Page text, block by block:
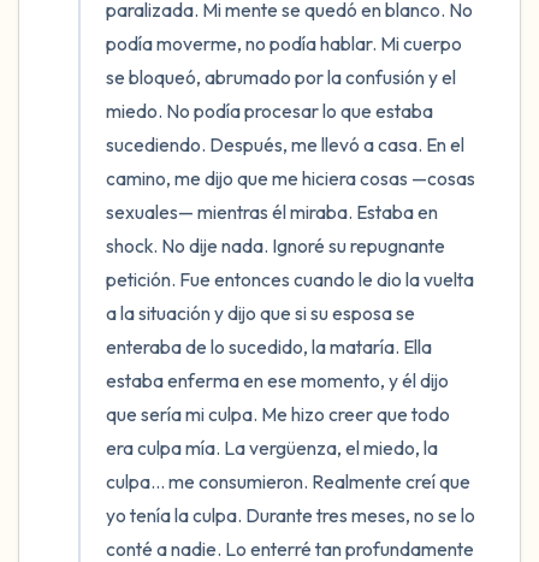
paralizada. Mi mente se quedó en blanco. No
podía moverme, no podía hablar. Mi cuerpo
se bloqueó, abrumado por la confusión y el
miedo. No podía procesar lo que estaba
sucediendo. Después, me llevó a casa. En el
camino, me dijo que me hiciera cosas —cosas
sexuales— mientras él miraba. Estaba en
shock. No dije nada. Ignoré su repugnante
petición. Fue entonces cuando le dio la vuelta
a la situación y dijo que si su esposa se
enteraba de lo sucedido, la mataría. Ella
estaba enferma en ese momento, y él dijo
que sería mi culpa. Me hizo creer que todo
era culpa mía. La vergüenza, el miedo, la
culpa... me consumieron. Realmente creí que
yo tenía la culpa. Durante tres meses, no se lo
conté a nadie. Lo enterré tan profundamente